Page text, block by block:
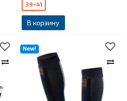
В корзину
39-41
New!